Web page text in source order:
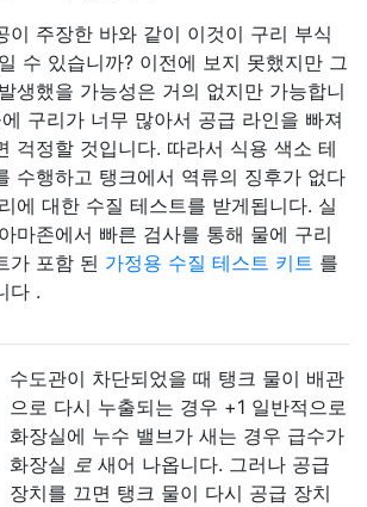
이 주장한 바와 같이 이것이 구리 부식
수 있습니까? 이전에 보지 못했지만 그
생했을 가능성은 거의 없지만 가능합니
구리가 너무 많아서 공급 라인을 빠져
걱정할 것입니다. 따라서 식용 색소 테
수행하고 탱크에서 역류의 징후가 없다
에 대한 수질 테스트를 받게됩니다. 실
마존에서 빠른 검사를 통해 물에 구리
가 포함 된 가정용 수질 테스트 키트 를
다 .
수도관이 차단되었을 때 탱크 물이 배관
으로 다시 누출되는 경우 +1 일반적으로
화장실에 누수 밸브가 새는 경우 급수가
화장실 로 새어 나옵니다. 그러나 공급
장치를 끄면 탱크 물이 다시 공급 장치